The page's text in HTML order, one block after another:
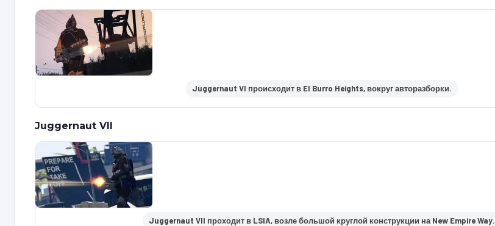
Juggernaut VI происходит в El Burro Heights, вокруг авторазборки.
Juggernaut VII
Juggernaut VII проходит в LSIA, возле большой круглой конструкции на New Empire Way.